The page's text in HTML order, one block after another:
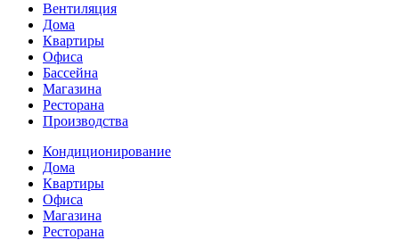
Вентиляция
Дома
Квартиры
Офиса
Бассейна
Магазина
Ресторана
Производства
Кондиционирование
Дома
Квартиры
Офиса
Магазина
Ресторана